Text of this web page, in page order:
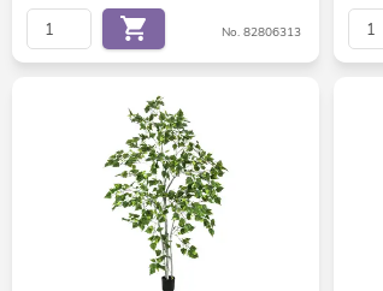
No. 82806313